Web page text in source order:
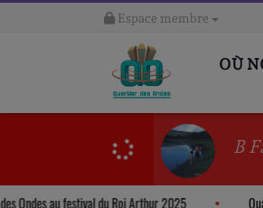
Espace membre
OÙ
B
des Ondes au festival du Roi Arthur 2025